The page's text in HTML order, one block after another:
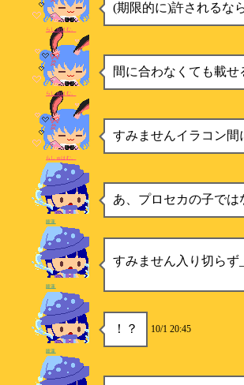
(期限的に)許されるな
らしゅはむ。
間に合わなくても載
らしゅはむ。
すみませんイラコン
らしゅはむ。
あ、プロセカの子で
睡蓮
すみません入り切らず
睡蓮
！？ 10/1 20:45
睡蓮